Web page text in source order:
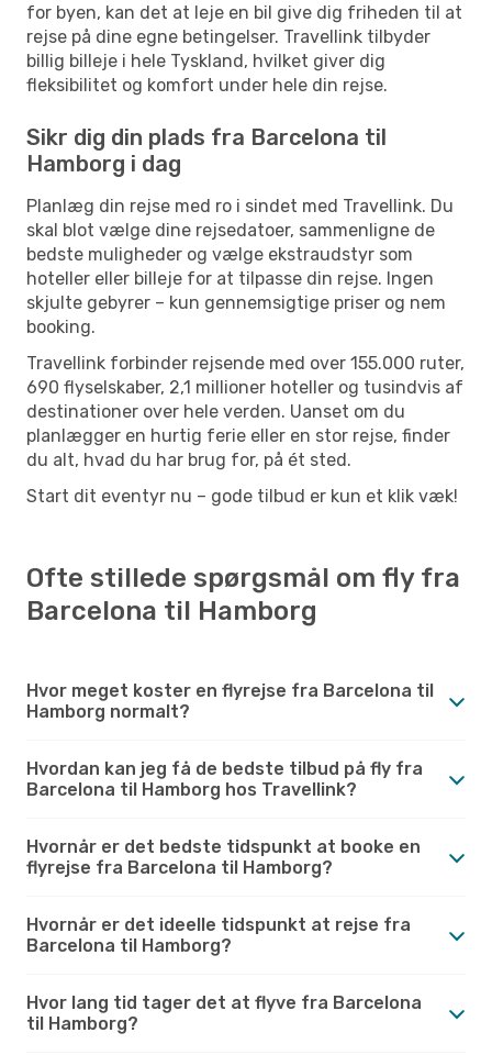
for byen, kan det at leje en bil give dig friheden til at
rejse på dine egne betingelser. Travellink tilbyder
billig billeje i hele Tyskland, hvilket giver dig
fleksibilitet og komfort under hele din rejse.
Sikr dig din plads fra Barcelona til
Hamborg i dag
Planlæg din rejse med ro i sindet med Travellink. Du
skal blot vælge dine rejsedatoer, sammenligne de
bedste muligheder og vælge ekstraudstyr som
hoteller eller billeje for at tilpasse din rejse. Ingen
skjulte gebyrer – kun gennemsigtige priser og nem
booking.
Travellink forbinder rejsende med over 155.000 ruter,
690 flyselskaber, 2,1 millioner hoteller og tusindvis af
destinationer over hele verden. Uanset om du
planlægger en hurtig ferie eller en stor rejse, finder
du alt, hvad du har brug for, på ét sted.
Start dit eventyr nu – gode tilbud er kun et klik væk!
Ofte stillede spørgsmål om fly fra
Barcelona til Hamborg
Hvor meget koster en flyrejse fra Barcelona til
Hamborg normalt?
Hvordan kan jeg få de bedste tilbud på fly fra
Barcelona til Hamborg hos Travellink?
Hvornår er det bedste tidspunkt at booke en
flyrejse fra Barcelona til Hamborg?
Hvornår er det ideelle tidspunkt at rejse fra
Barcelona til Hamborg?
Hvor lang tid tager det at flyve fra Barcelona
til Hamborg?